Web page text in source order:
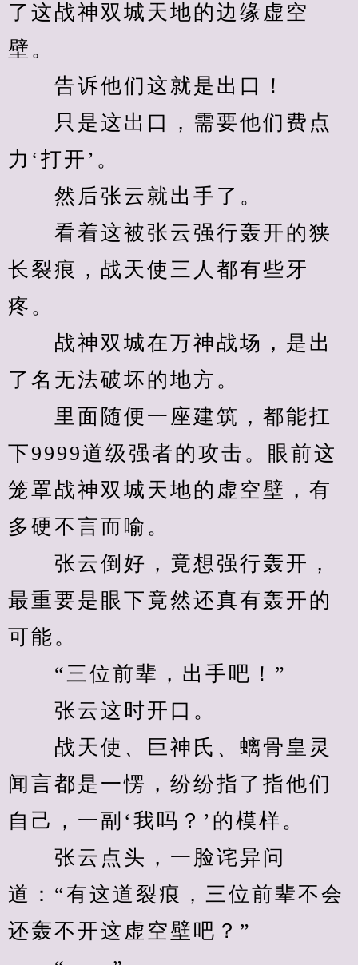
了这战神双城天地的边缘虚空
壁。
告诉他们这就是出口！
只是这出口，需要他们费点
力‘打开’。
然后张云就出手了。
看着这被张云强行轰开的狭
长裂痕，战天使三人都有些牙
疼。
战神双城在万神战场，是出
了名无法破坏的地方。
里面随便一座建筑，都能扛
下9999道级强者的攻击。眼前这
笼罩战神双城天地的虚空壁，有
多硬不言而喻。
张云倒好，竟想强行轰开，
最重要是眼下竟然还真有轰开的
可能。
“三位前辈，出手吧！”
张云这时开口。
战天使、巨神氏、螭骨皇灵
闻言都是一愣，纷纷指了指他们
自己，一副‘我吗？’的模样。
张云点头，一脸诧异问
道：“有这道裂痕，三位前辈不会
还轰不开这虚空壁吧？”